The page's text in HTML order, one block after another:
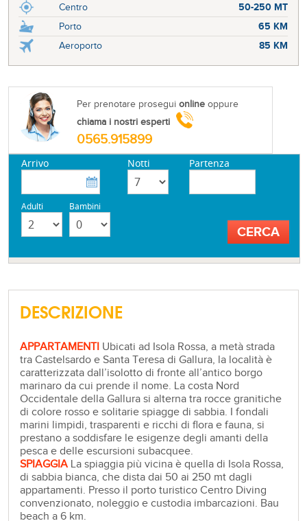
Centro
50-250 MT
Porto
65 KM
Aeroporto
85 KM
Per prenotare proseguionline oppure
chiama i nostri esperti
0565.915899
Arrivo Notti Partenza
Adulti Bambini
DESCRIZIONE
APPARTAMENTI Ubicati ad Isola Rossa, a metà strada
tra Castelsardo e Santa Teresa di Gallura, la località è
caratterizzata dall’isolotto di fronte all’antico borgo
marinaro da cui prende il nome. La costa Nord
Occidentale della Gallura si alterna tra rocce granitiche
di colore rosso e solitarie spiagge di sabbia. I fondali
marini limpidi, trasparenti e ricchi di flora e fauna, si
prestano a soddisfare le esigenze degli amanti della
pesca e delle escursioni subacquee.
SPIAGGIA La spiaggia più vicina è quella di Isola Rossa,
di sabbia bianca, che dista dai 50 ai 250 mt dagli
appartamenti. Presso il porto turistico Centro Diving
convenzionato, noleggio e custodia imbarcazioni. Bau
beach a 6 km.